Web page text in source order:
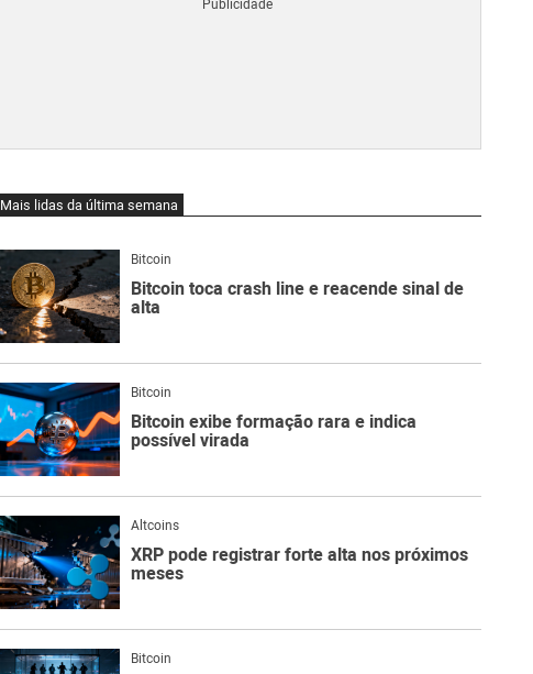
Mais lidas da última semana
Bitcoin
Bitcoin toca crash line e reacende sinal de
alta
Bitcoin
Bitcoin exibe formação rara e indica
possível virada
Altcoins
XRP pode registrar forte alta nos próximos
meses
Bitcoin